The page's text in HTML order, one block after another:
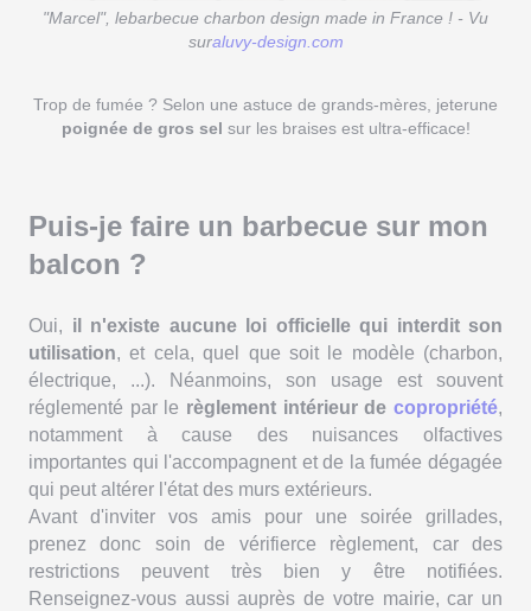
"Marcel", lebarbecue charbon design made in France ! - Vu
suraluvy-design.com
Trop de fumée ? Selon une astuce de grands-mères, jeterune
poignée de gros sel sur les braises est ultra-efficace!
Puis-je faire un barbecue sur mon
balcon ?
Oui, il n'existe aucune loi officielle qui interdit son
utilisation, et cela, quel que soit le modèle (charbon,
électrique, ...). Néanmoins, son usage est souvent
réglementé par le règlement intérieur de copropriété,
notamment à cause des nuisances olfactives
importantes qui l'accompagnent et de la fumée dégagée
qui peut altérer l'état des murs extérieurs.
Avant d'inviter vos amis pour une soirée grillades,
prenez donc soin de vérifierce règlement, car des
restrictions peuvent très bien y être notifiées.
Renseignez-vous aussi auprès de votre mairie, car un